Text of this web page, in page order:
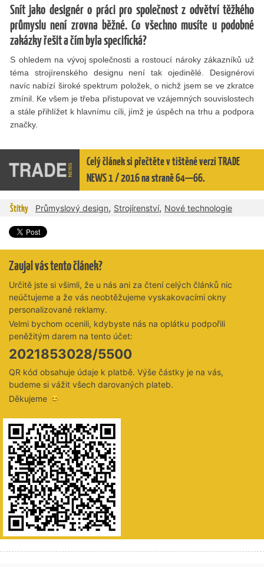
Snít jako designér o práci pro společnost z odvětví těžkého
průmyslu není zrovna běžné. Co všechno musíte u podobné
zakázky řešit a čím byla specifická?
S ohledem na vývoj společnosti a rostoucí nároky zákazníků už
téma strojírenského designu není tak ojedinělé. Designérovi
navíc nabízí široké spektrum položek, o nichž jsem se ve zkratce
zmínil. Ke všem je třeba přistupovat ve vzájemných souvislostech
a stále přihlížet k hlavnímu cíli, jímž je úspěch na trhu a podpora
značky.
Celý článek si přečtěte v tištěné verzi TRADE
NEWS 1 / 2016 na straně 64—66.
Štítky Průmyslový design, Strojírenství, Nové technologie
Zaujal vás tento článek?
Určitě jste si všimli, že u nás ani za čtení celých článků nic
neúčtujeme a že vás neobtěžujeme vyskakovacími okny
personalizované reklamy.
Velmi bychom ocenili, kdybyste nás na oplátku podpořili
peněžitým darem na tento účet:
2021853028/5500
QR kód obsahuje údaje k platbě. Výše částky je na vás,
budeme si vážit všech darovaných plateb.
Děkujeme 😊